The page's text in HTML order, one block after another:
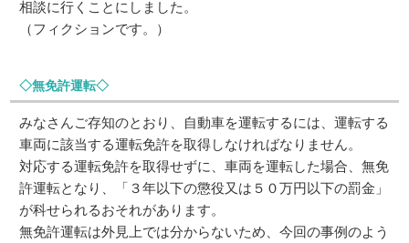
相談に行くことにしました。
（フィクションです。）
◇無免許運転◇
みなさんご存知のとおり、自動車を運転するには、運転する
車両に該当する運転免許を取得しなければなりません。
対応する運転免許を取得せずに、車両を運転した場合、無免
許運転となり、「３年以下の懲役又は５０万円以下の罰金」
が科せられるおそれがあります。
無免許運転は外見上では分からないため、今回の事例のよう